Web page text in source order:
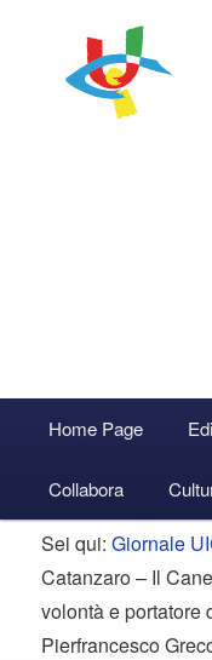
principale
Vai
al
contenuto
principale
Vai
al
contenuto
secondario
Accedi
Home Page
Collabora
Sei qui:Giornale
Catanzaro – Il
volontà e portatore
Pierfrancesco